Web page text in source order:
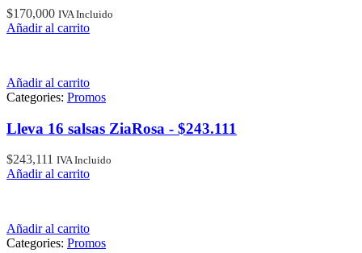
$170,000 IVA Incluido
Añadir al carrito
Añadir al carrito
Categories: Promos
Lleva 16 salsas ZiaRosa - $243.111
$243,111 IVA Incluido
Añadir al carrito
Añadir al carrito
Categories: Promos